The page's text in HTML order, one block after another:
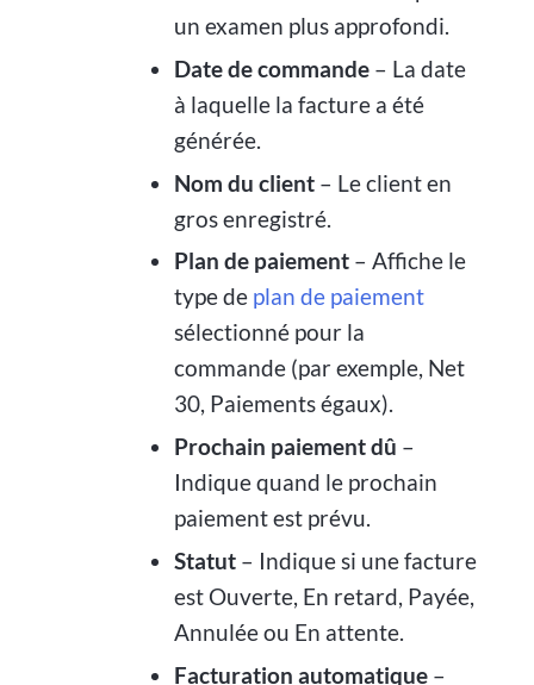
un examen plus approfondi.
Date de commande– La date
à laquelle la facture a été
générée.
Nom du client– Le client en
gros enregistré.
Plan de paiement– Affiche le
type de plan de paiement
sélectionné pour la
commande (par exemple, Net
30, Paiements égaux).
Prochain paiement dû –
Indique quand le prochain
paiement est prévu.
Statut– Indique si une facture
est Ouverte, En retard, Payée,
Annulée ou En attente.
Facturation automatique–